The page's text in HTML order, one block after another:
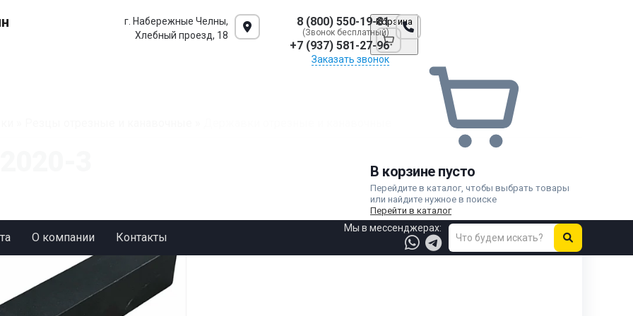
г. Набережные Челны,
Хлебный проезд, 18
8 (800) 550-19-81
(Звонок бесплатный)
+7 (937) 581-27-96
Заказать звонок
Корзина
В корзине пусто
Перейдите в каталог, чтобы выбрать товары
или найдите нужное в поиске
Перейти в каталог
О компании Контакты
Мы в мессенджерах: